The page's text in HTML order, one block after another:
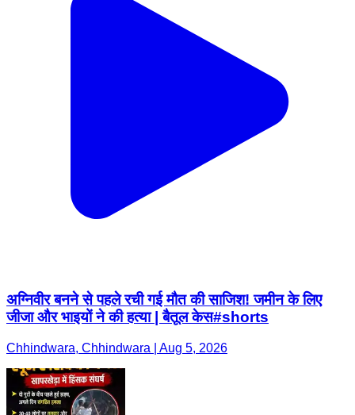
अग्निवीर बनने से पहले रची गई मौत की साजिश! जमीन के लिए
जीजा और भाइयों ने की हत्या | बैतूल केस#shorts
Chhindwara, Chhindwara | Aug 5, 2026